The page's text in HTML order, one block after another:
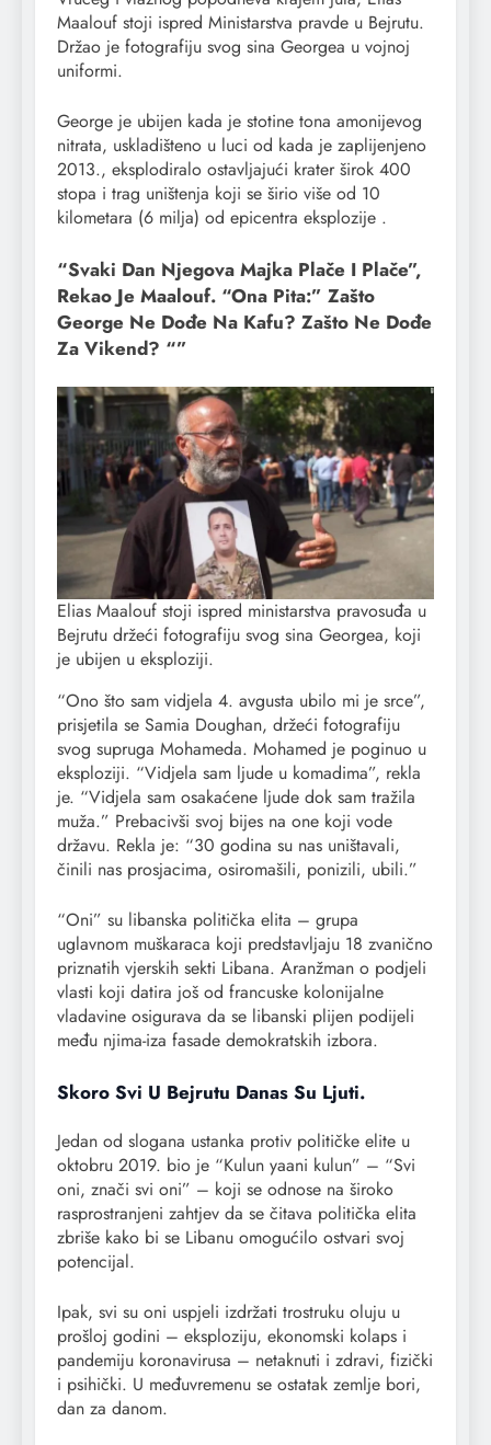
Maalouf stoji ispred Ministarstva pravde u Bejrutu.
Držao je fotografiju svog sina Georgea u vojnoj
uniformi.
George je ubijen kada je stotine tona amonijevog
nitrata, uskladišteno u luci od kada je zaplijenjeno
2013., eksplodiralo ostavljajući krater širok 400
stopa i trag uništenja koji se širio više od 10
kilometara (6 milja) od epicentra eksplozije .
“Svaki Dan Njegova Majka Plače I Plače”,
Rekao Je Maalouf. “Ona Pita:” Zašto
George Ne Dođe Na Kafu? Zašto Ne Dođe
Za Vikend? “”
Elias Maalouf stoji ispred ministarstva pravosuđa u
Bejrutu držeći fotografiju svog sina Georgea, koji
je ubijen u eksploziji.
“Ono što sam vidjela 4. avgusta ubilo mi je srce”,
prisjetila se Samia Doughan, držeći fotografiju
svog supruga Mohameda. Mohamed je poginuo u
eksploziji. “Vidjela sam ljude u komadima”, rekla
je. “Vidjela sam osakaćene ljude dok sam tražila
muža.” Prebacivši svoj bijes na one koji vode
državu. Rekla je: “30 godina su nas uništavali,
činili nas prosjacima, osiromašili, ponizili, ubili.”
“Oni” su libanska politička elita – grupa
uglavnom muškaraca koji predstavljaju 18 zvanično
priznatih vjerskih sekti Libana. Aranžman o podjeli
vlasti koji datira još od francuske kolonijalne
vladavine osigurava da se libanski plijen podijeli
među njima-iza fasade demokratskih izbora.
Skoro Svi U Bejrutu Danas Su Ljuti.
Jedan od slogana ustanka protiv političke elite u
oktobru 2019. bio je “Kulun yaani kulun” – “Svi
oni, znači svi oni” – koji se odnose na široko
rasprostranjeni zahtjev da se čitava politička elita
zbriše kako bi se Libanu omogućilo ostvari svoj
potencijal.
Ipak, svi su oni uspjeli izdržati trostruku oluju u
prošloj godini – eksploziju, ekonomski kolaps i
pandemiju koronavirusa – netaknuti i zdravi, fizički
i psihički. U međuvremenu se ostatak zemlje bori,
dan za danom.